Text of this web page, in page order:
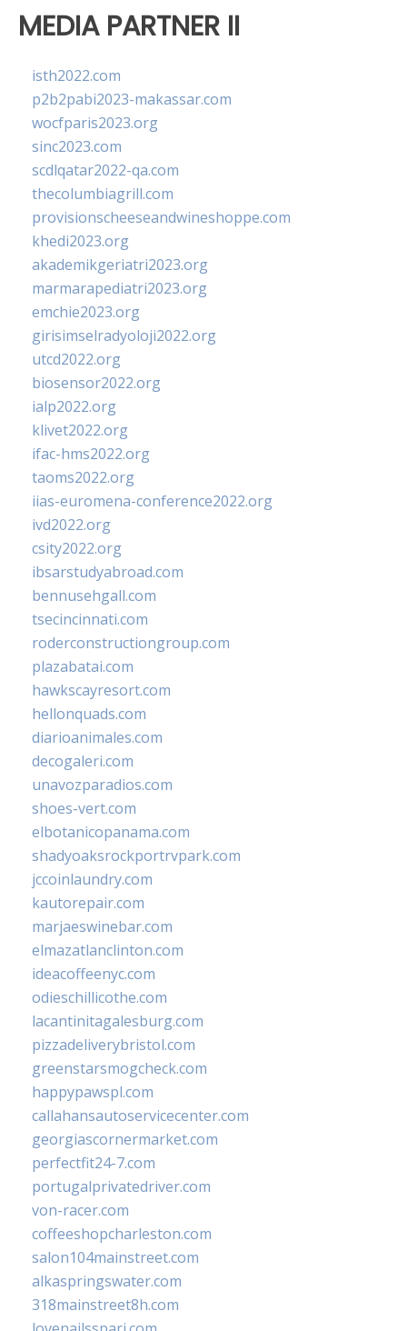
MEDIA PARTNER II
isth2022.com
p2b2pabi2023-makassar.com
wocfparis2023.org
sinc2023.com
scdlqatar2022-qa.com
thecolumbiagrill.com
provisionscheeseandwineshoppe.com
khedi2023.org
akademikgeriatri2023.org
marmarapediatri2023.org
emchie2023.org
girisimselradyoloji2022.org
utcd2022.org
biosensor2022.org
ialp2022.org
klivet2022.org
ifac-hms2022.org
taoms2022.org
iias-euromena-conference2022.org
ivd2022.org
csity2022.org
ibsarstudyabroad.com
bennusehgall.com
tsecincinnati.com
roderconstructiongroup.com
plazabatai.com
hawkscayresort.com
hellonquads.com
diarioanimales.com
decogaleri.com
unavozparadios.com
shoes-vert.com
elbotanicopanama.com
shadyoaksrockportrvpark.com
jccoinlaundry.com
kautorepair.com
marjaeswinebar.com
elmazatlanclinton.com
ideacoffeenyc.com
odieschillicothe.com
lacantinitagalesburg.com
pizzadeliverybristol.com
greenstarsmogcheck.com
happypawspl.com
callahansautoservicecenter.com
georgiascornermarket.com
perfectfit24-7.com
portugalprivatedriver.com
von-racer.com
coffeeshopcharleston.com
salon104mainstreet.com
alkaspringswater.com
318mainstreet8h.com